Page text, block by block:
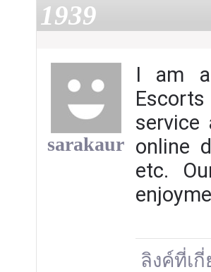
1939
sarakaur
I am a
service
online
etc.
ลิงค์ที่เ